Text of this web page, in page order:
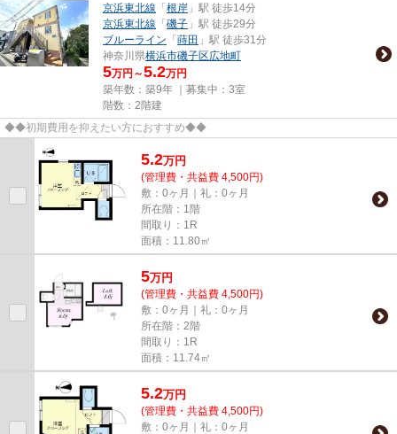
京浜東北線 「 根岸 」駅 徒歩14分
京浜東北線 「 磯子 」駅 徒歩29分
ブルーライン 「 蒔田 」駅 徒歩31分
神奈川県横浜市磯子区広地町
5万円～5.2万円
築年数：築9年 ｜募集中： 3室
階数：2階建
◆◆初期費用を抑えたい方におすすめ◆◆
5.2万円
(管理費・共益費 4,500円)
敷：0ヶ月｜礼：0ヶ月
所在階：1階
間取り：1R
面積：11.80㎡
5万円
(管理費・共益費 4,500円)
敷：0ヶ月｜礼：0ヶ月
所在階：2階
間取り：1R
面積：11.74㎡
5.2万円
(管理費・共益費 4,500円)
敷：0ヶ月｜礼：0ヶ月